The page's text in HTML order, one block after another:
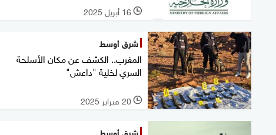
l 16 أبريل 2025
شرق أوسط
المغرب.. الكشف عن مكان الأسلحة
السري لخلية "داعش"
l 20 فبراير 2025
شرق أوسط